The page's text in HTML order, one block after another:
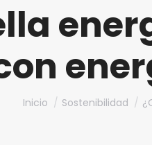
Estás aquí:
Inicio Sostenibilidad